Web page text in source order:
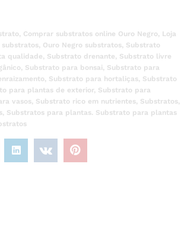
, Comprar substratos online Ouro Negro, Loja
substratos, Ouro Negro substratos, Substrato
qualidade, Substrato drenante, Substrato livre
, Substrato para bonsai, Substrato para
, Substrato para hortaliças, Substrato
para plantas de exterior, Substrato para
vasos, Substrato rico em nutrientes, Substratos,
, Substratos para plantas. Substrato para plantas